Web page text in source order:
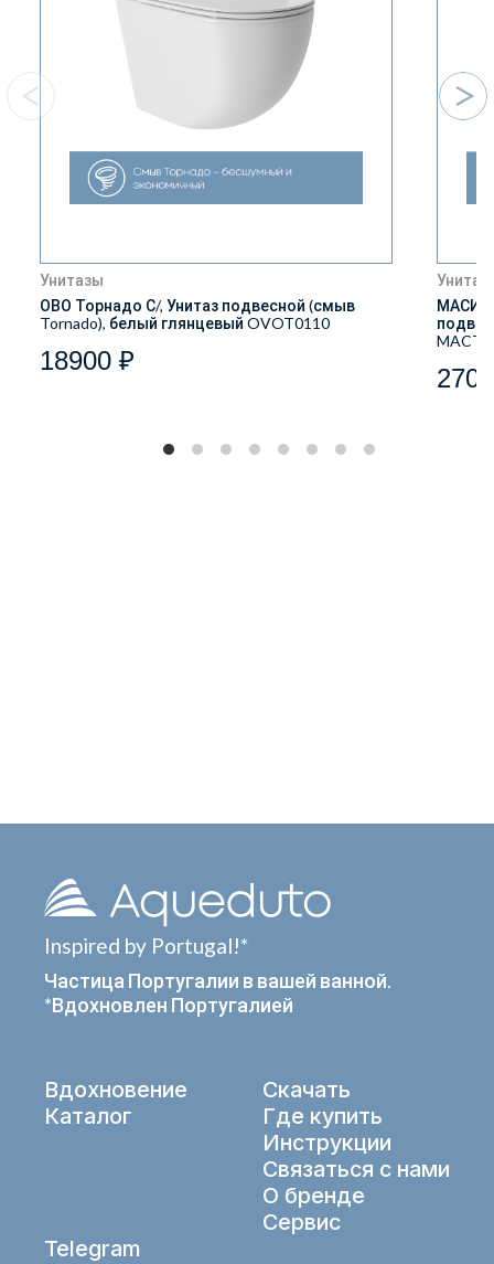
Унитазы
ОВО Торнадо С/, Унитаз подвесной (смыв
Tornado), белый глянцевый OVOT0110
18900 ₽
МАСИО
Inspired by Portugal!*
Частица Португалии в вашей ванной.
*Вдохновлен Португалией
Вдохновение
Каталог
Скачать
Где купить
Инструкции
Связаться с нами
О бренде
Сервис
Telegram